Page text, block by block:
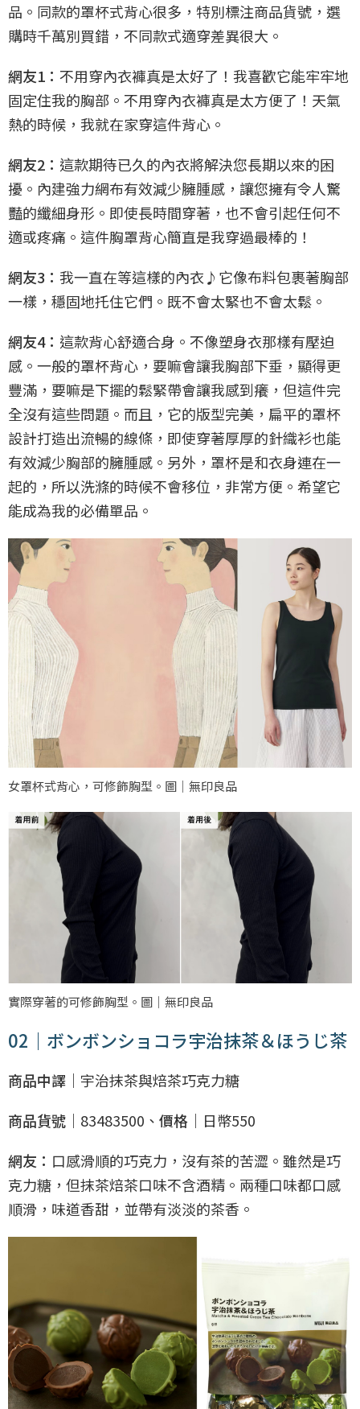
品。同款的罩杯式背心很多，特別標注商品貨號，選
購時千萬別買錯，不同款式適穿差異很大。
網友1： 不用穿內衣褲真是太好了！我喜歡它能牢牢地
固定住我的胸部。不用穿內衣褲真是太方便了！天氣
熱的時候，我就在家穿這件背心。
網友2： 這款期待已久的內衣將解決您長期以來的困
擾。內建強力網布有效減少臃腫感，讓您擁有令人驚
豔的纖細身形。即使長時間穿著，也不會引起任何不
適或疼痛。這件胸罩背心簡直是我穿過最棒的！
網友3： 我一直在等這樣的內衣♪它像布料包裹著胸部
一樣，穩固地托住它們。既不會太緊也不會太鬆。
網友4： 這款背心舒適合身。不像塑身衣那樣有壓迫
感。一般的罩杯背心，要嘛會讓我胸部下垂，顯得更
豐滿，要嘛是下擺的鬆緊帶會讓我感到癢，但這件完
全沒有這些問題。而且，它的版型完美，扁平的罩杯
設計打造出流暢的線條，即使穿著厚厚的針織衫也能
有效減少胸部的臃腫感。另外，罩杯是和衣身連在一
起的，所以洗滌的時候不會移位，非常方便。希望它
能成為我的必備單品。
女罩杯式背心，可修飾胸型。圖｜無印良品
實際穿著的可修飾胸型。圖｜無印良品
02｜ボンボンショコラ宇治抹茶＆ほうじ茶
商品中譯｜ 宇治抹茶與焙茶巧克力糖
商品貨號｜ 83483500、 價格｜ 日幣550
網友： 口感滑順的巧克力，沒有茶的苦澀。雖然是巧
克力糖，但抹茶焙茶口味不含酒精。兩種口味都口感
順滑，味道香甜，並帶有淡淡的茶香。